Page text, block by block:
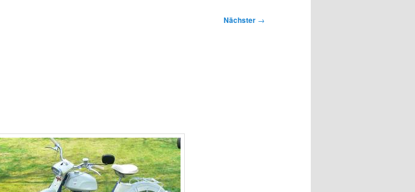
Nächster →